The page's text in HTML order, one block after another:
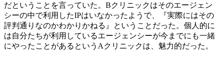
だということを言っていた。Bクリニックはそのエージェン
シーの中で利用したIPはいなかったようで、『実際にはその
評判通りなのかわかりかねる』ということだった。個人的に
は自分たちが利用しているエージェンシーが今までにも一緒
にやったことがあるというAクリニックは、魅力的だった。